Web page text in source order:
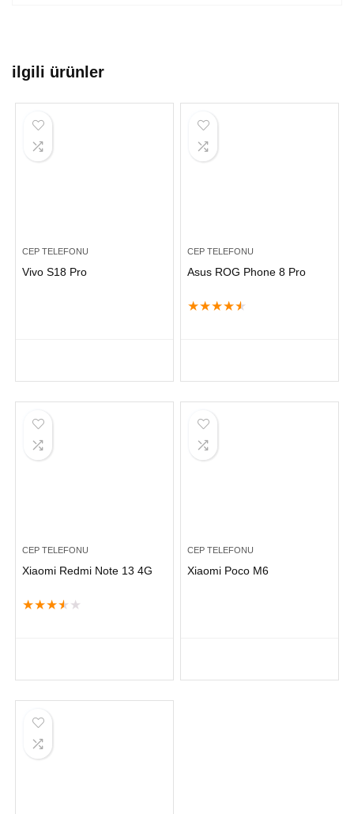
ilgili ürünler
CEP TELEFONU
Vivo S18 Pro
CEP TELEFONU
Asus ROG Phone 8 Pro
★★★★★
CEP TELEFONU
Xiaomi Redmi Note 13 4G
★★★★ ★
CEP TELEFONU
Xiaomi Poco M6